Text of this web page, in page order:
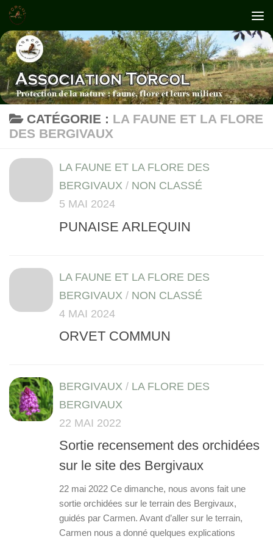
Skip to content
CATÉGORIE : LA FAUNE ET LA FLORE
DES BERGIVAUX
LA FAUNE ET LA FLORE DES
BERGIVAUX / NON CLASSÉ
5 MAI 2024
PUNAISE ARLEQUIN
LA FAUNE ET LA FLORE DES
BERGIVAUX / NON CLASSÉ
4 MAI 2024
ORVET COMMUN
BERGIVAUX / LA FLORE DES
BERGIVAUX
22 MAI 2022
Sortie recensement des orchidées
sur le site des Bergivaux
22 mai 2022 Ce dimanche, nous avons fait une
sortie orchidées sur le terrain des Bergivaux,
guidés par Carmen. Avant d’aller sur le terrain,
Carmen nous a donné quelques explications